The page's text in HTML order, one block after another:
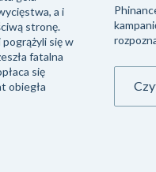
a i
stronę.
pogrążyli się w
fatalna
się
obiegła